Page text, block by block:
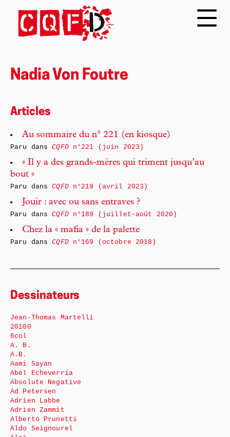
Nadia Von Foutre
Articles
Au sommaire du n° 221 (en kiosque)
Paru dansCQFDn°221 (juin 2023)
« Il y a des grands-mères qui triment jusqu’au
bout »
Paru dansCQFDn°219 (avril 2023)
Jouir : avec ou sans entraves ?
Paru dansCQFDn°189 (juillet-août 2020)
Chez la « mafia » de la palette
Paru dansCQFDn°169 (octobre 2018)
Dessinateurs
Jean-Thomas Martelli
20100
6col
A. B.
A.B.
Aami Sayan
Abel Echeverría
Absolute Negative
Ad Petersen
Adrien Labbe
Adrien Zammit
Alberto Prunetti
Aldo Seignourel